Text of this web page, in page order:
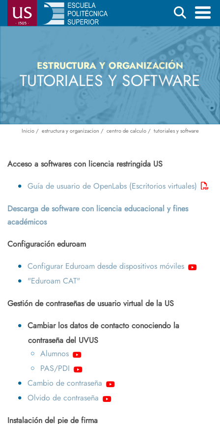
Pasar
Buscar
ESTRUCTURA Y ORGANIZACIÓN
TUTORIALES Y SOFTWARE
Ruta
navegación
Inicio estructura y organizacion centro de calculo tutoriales y software
Acceso a softwares con licencia restringida US
Guía de usuario de OpenLabs (Escritorios virtuales)
Descarga de software con licencia educacional y fines
académicos
Configuración eduroam
Configurar Eduroam desde dispositivos móviles
"Eduroam CAT"
Gestión de contraseñas de usuario virtual de la US
Cambiar los datos de contacto conociendo la
contraseña del UVUS
Alumnos
PAS/PDI
Cambio de contraseña
Olvido de contraseña
Instalación del pie de firma